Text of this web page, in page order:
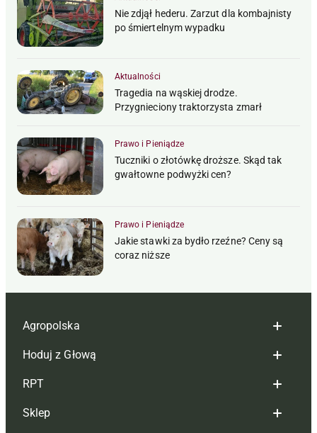
Nie zdjął hederu. Zarzut dla kombajnisty
po śmiertelnym wypadku
Aktualności
Tragedia na wąskiej drodze.
Przygnieciony traktorzysta zmarł
Prawo i Pieniądze
Tuczniki o złotówkę droższe. Skąd tak
gwałtowne podwyżki cen?
Prawo i Pieniądze
Jakie stawki za bydło rzeźne? Ceny są
coraz niższe
Agropolska
Redakcja
Reklama
Tagi
Hoduj z Głową
Hoduj z głową bydło
Hoduj z głową świnie
RPT
Redakcja
Sklep